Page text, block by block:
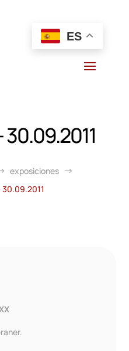
ES
30.09.2011
exposiciones $